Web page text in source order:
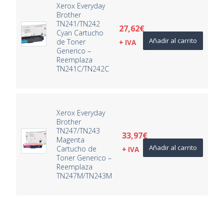
Xerox Everyday
Brother
TN241/TN242
Cyan Cartucho
de Toner
Generico –
Reemplaza
TN241C/TN242C
27,62€
+ IVA Añadir al carrito
Xerox Everyday
Brother
TN247/TN243
Magenta
Cartucho de
Toner Generico –
Reemplaza
TN247M/TN243M
33,97€
+ IVA Añadir al carrito